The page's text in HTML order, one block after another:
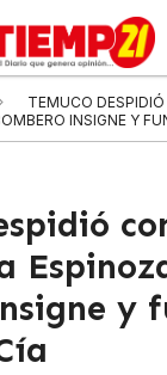
TEMUCO
INSIGNE Y
y